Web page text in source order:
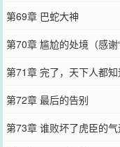
第69章 巴蛇大神
第70章 尴尬的处境（感谢
第71章 完了，天下人都
第72章 最后的告别
第73章 谁败坏了虎臣的